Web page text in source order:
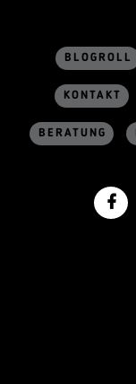
BLOGROLL
KONTAKT
BERATUNG